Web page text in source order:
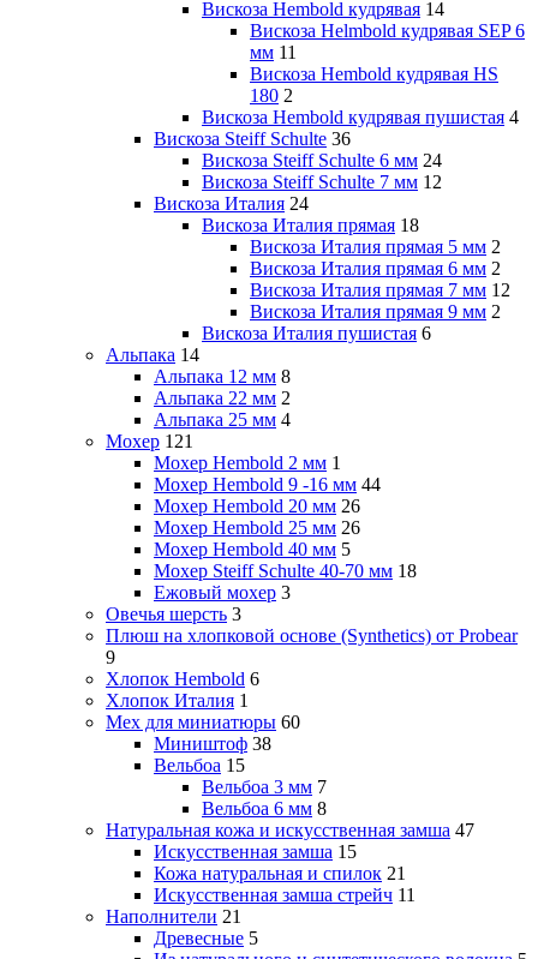
Вискоза Hembold кудрявая 14
Вискоза Helmbold кудрявая SEP 6
мм 11
Вискоза Hembold кудрявая HS
180 2
Вискоза Hembold кудрявая пушистая 4
Вискоза Steiff Schulte 36
Вискоза Steiff Schulte 6 мм 24
Вискоза Steiff Schulte 7 мм 12
Вискоза Италия 24
Вискоза Италия прямая 18
Вискоза Италия прямая 5 мм 2
Вискоза Италия прямая 6 мм 2
Вискоза Италия прямая 7 мм 12
Вискоза Италия прямая 9 мм 2
Вискоза Италия пушистая 6
Альпака 14
Альпака 12 мм 8
Альпака 22 мм 2
Альпака 25 мм 4
Мохер 121
Мохер Hembold 2 мм 1
Мохер Hembold 9 -16 мм 44
Мохер Hembold 20 мм 26
Мохер Hembold 25 мм 26
Мохер Hembold 40 мм 5
Мохер Steiff Schulte 40-70 мм 18
Ежовый мохер 3
Овечья шерсть 3
Плюш на хлопковой основе (Synthetics) от Probear
9
Хлопок Hembold 6
Хлопок Италия 1
Мех для миниатюры 60
Миништоф 38
Вельбоа 15
Вельбоа 3 мм 7
Вельбоа 6 мм 8
Натуральная кожа и искусственная замша 47
Искусственная замша 15
Кожа натуральная и спилок 21
Искусственная замша стрейч 11
Наполнители 21
Древесные 5